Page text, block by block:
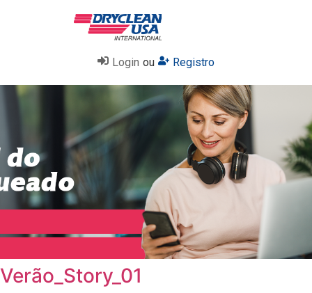
Login ou Registro
Verão_Story_01